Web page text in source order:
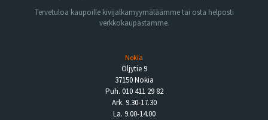
Tervetuloa kaupoille kivijalkamyymäläämme tai osta helposti
verkkokaupastamme.
Nokia
Öljytie 9
37150 Nokia
Puh. 010 411 29 82
Ark. 9.30-17.30
La. 9.00-14.00